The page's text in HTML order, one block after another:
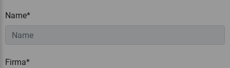
Name*
Firma*